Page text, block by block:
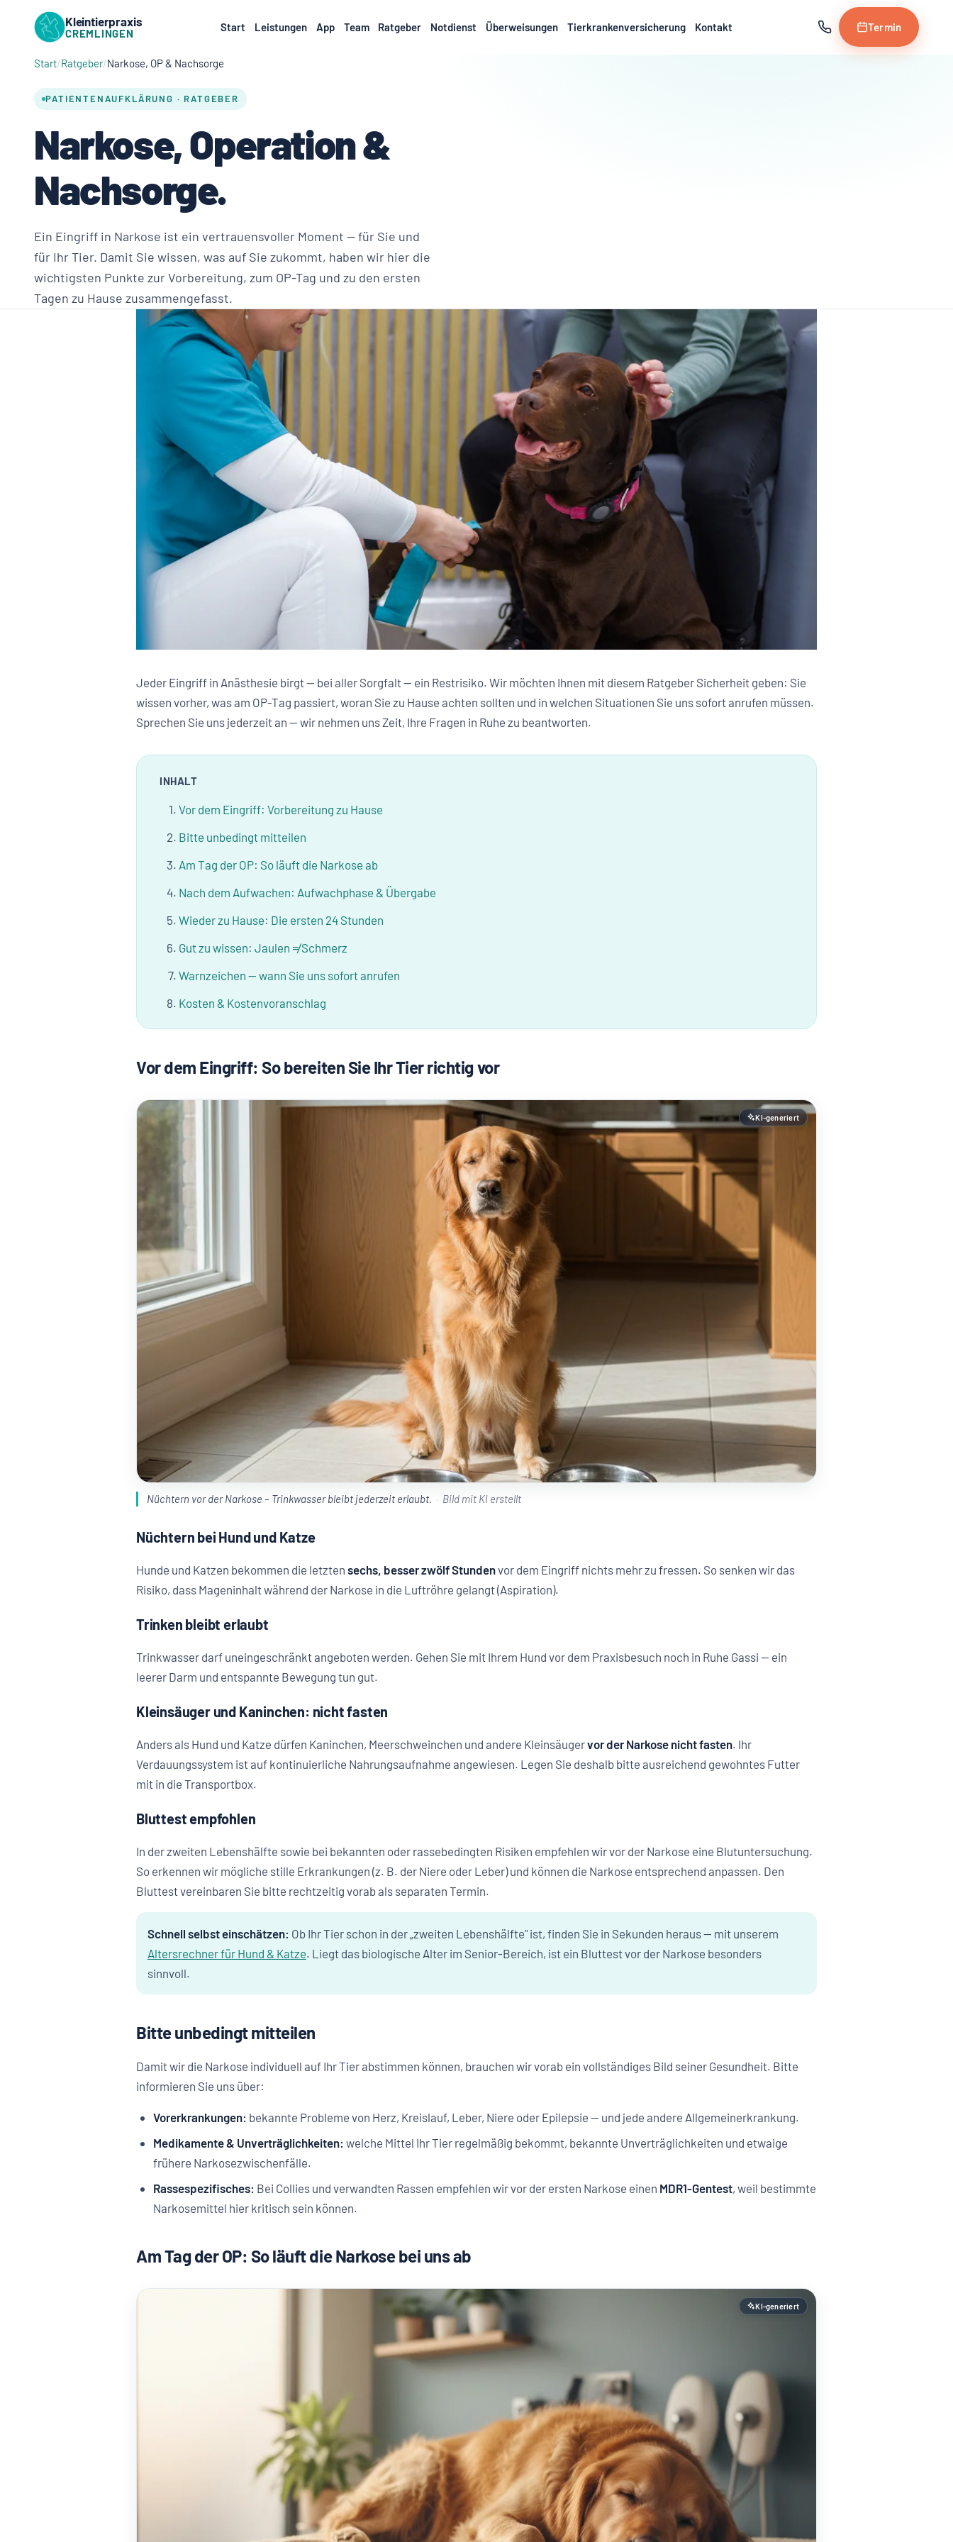
Kleintierpraxis
CREMLINGEN Start Leistungen App Team Ratgeber Notdienst Überweisungen Tierkrankenversicherung Kontakt Termin
Start Ratgeber Narkose, OP & Nachsorge
PATIENTENAUFKLÄRUNG · RATGEBER
Narkose, Operation &
Nachsorge.
Ein Eingriff in Narkose ist ein vertrauensvoller Moment — für Sie und
für Ihr Tier. Damit Sie wissen, was auf Sie zukommt, haben wir hier die
wichtigsten Punkte zur Vorbereitung, zum OP-Tag und zu den ersten
Tagen zu Hause zusammengefasst.
Jeder Eingriff in Anästhesie birgt — bei aller Sorgfalt — ein Restrisiko. Wir möchten Ihnen mit diesem Ratgeber Sicherheit geben: Sie
wissen vorher, was am OP-Tag passiert, woran Sie zu Hause achten sollten und in welchen Situationen Sie uns sofort anrufen müssen.
Sprechen Sie uns jederzeit an — wir nehmen uns Zeit, Ihre Fragen in Ruhe zu beantworten.
INHALT
Vor dem Eingriff: Vorbereitung zu Hause
Bitte unbedingt mitteilen
Am Tag der OP: So läuft die Narkose ab
Nach dem Aufwachen: Aufwachphase & Übergabe
Wieder zu Hause: Die ersten 24 Stunden
Gut zu wissen: Jaulen ≠ Schmerz
Warnzeichen — wann Sie uns sofort anrufen
Kosten & Kostenvoranschlag
Vor dem Eingriff: So bereiten Sie Ihr Tier richtig vor
KI-generiert
Nüchtern vor der Narkose – Trinkwasser bleibt jederzeit erlaubt. Bild mit KI erstellt
Nüchtern bei Hund und Katze
Hunde und Katzen bekommen die letzten sechs, besser zwölf Stundenvor dem Eingriff nichts mehr zu fressen. So senken wir das
Risiko, dass Mageninhalt während der Narkose in die Luftröhre gelangt (Aspiration).
Trinken bleibt erlaubt
Trinkwasser darf uneingeschränkt angeboten werden. Gehen Sie mit Ihrem Hund vor dem Praxisbesuch noch in Ruhe Gassi — ein
leerer Darm und entspannte Bewegung tun gut.
Kleinsäuger und Kaninchen: nicht fasten
Anders als Hund und Katze dürfen Kaninchen, Meerschweinchen und andere Kleinsäugervor der Narkose nicht fasten. Ihr
Verdauungssystem ist auf kontinuierliche Nahrungsaufnahme angewiesen. Legen Sie deshalb bitte ausreichend gewohntes Futter
mit in die Transportbox.
Bluttest empfohlen
In der zweiten Lebenshälfte sowie bei bekannten oder rassebedingten Risiken empfehlen wir vor der Narkose eine Blutuntersuchung.
So erkennen wir mögliche stille Erkrankungen (z. B. der Niere oder Leber) und können die Narkose entsprechend anpassen. Den
Bluttest vereinbaren Sie bitte rechtzeitig vorab als separaten Termin.
Schnell selbst einschätzen: Ob Ihr Tier schon in der „zweiten Lebenshälfte" ist, finden Sie in Sekunden heraus — mit unserem
Altersrechner für Hund & Katze. Liegt das biologische Alter im Senior-Bereich, ist ein Bluttest vor der Narkose besonders
sinnvoll.
Bitte unbedingt mitteilen
Damit wir die Narkose individuell auf Ihr Tier abstimmen können, brauchen wir vorab ein vollständiges Bild seiner Gesundheit. Bitte
informieren Sie uns über:
Vorerkrankungen: bekannte Probleme von Herz, Kreislauf, Leber, Niere oder Epilepsie — und jede andere Allgemeinerkrankung.
Medikamente & Unverträglichkeiten: welche Mittel Ihr Tier regelmäßig bekommt, bekannte Unverträglichkeiten und etwaige
frühere Narkosezwischenfälle.
Rassespezifisches: Bei Collies und verwandten Rassen empfehlen wir vor der ersten Narkose einen MDR1-Gentest, weil bestimmte
Narkosemittel hier kritisch sein können.
Am Tag der OP: So läuft die Narkose bei uns ab
KI-generiert